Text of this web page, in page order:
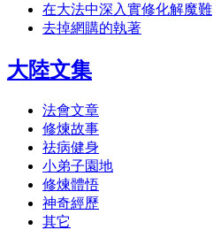
在大法中深入實修化解魔難
去掉網購的執著
大陸文集
法會文章
修煉故事
祛病健身
小弟子園地
修煉體悟
神奇經歷
其它